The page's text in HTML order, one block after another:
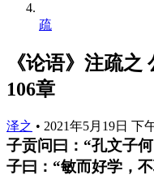
疏
《论语》注疏
106章
泽之 • 2021年5月19日 下
子贡问曰：“孔文子
子曰：“敏而好学，